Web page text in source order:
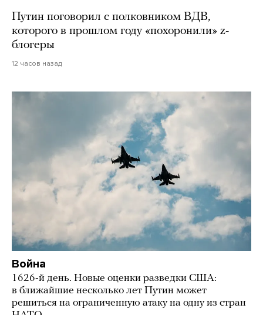
Путин поговорил с полковником ВДВ,
которого в прошлом году «похоронили» z-
блогеры
12 часов назад
Война
1626-й день. Новые оценки разведки США:
в ближайшие несколько лет Путин может
решиться на ограниченную атаку на одну из стран